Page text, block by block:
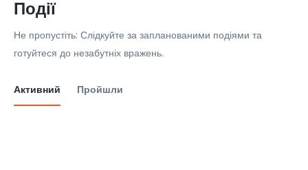
Події
Не пропустіть: Слідкуйте за запланованими подіями та
готуйтеся до незабутніх вражень.
Активний Пройшли